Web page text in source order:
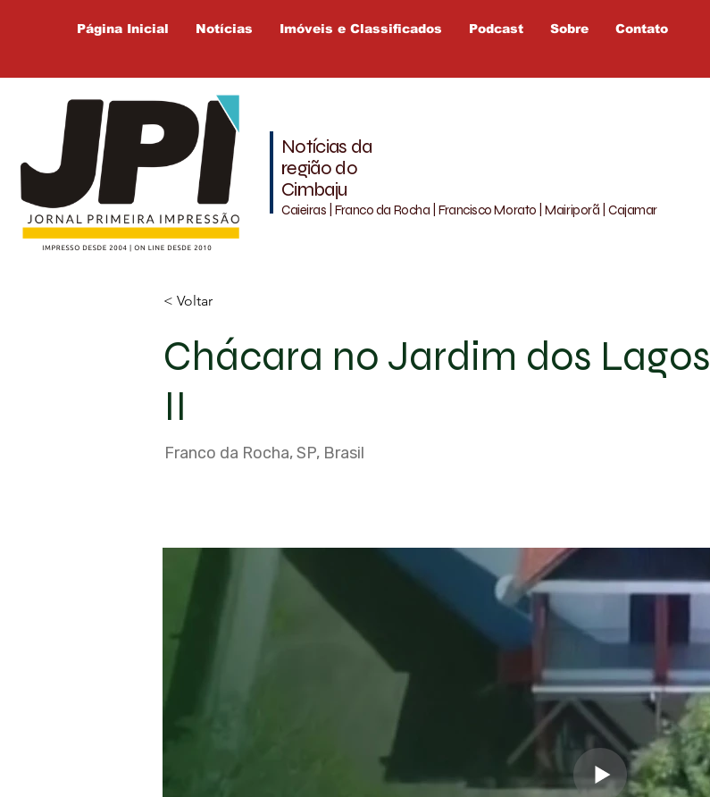
Página Inicial Notícias Imóveis e Classificados Podcast Sobre Contato
Notícias da
região do
Cimbaju
Caieiras | Franco da Rocha | Francisco Morato | Mairiporã | Cajamar
< Voltar
Chácara no Jardim dos Lagos
II
Franco da Rocha, SP, Brasil